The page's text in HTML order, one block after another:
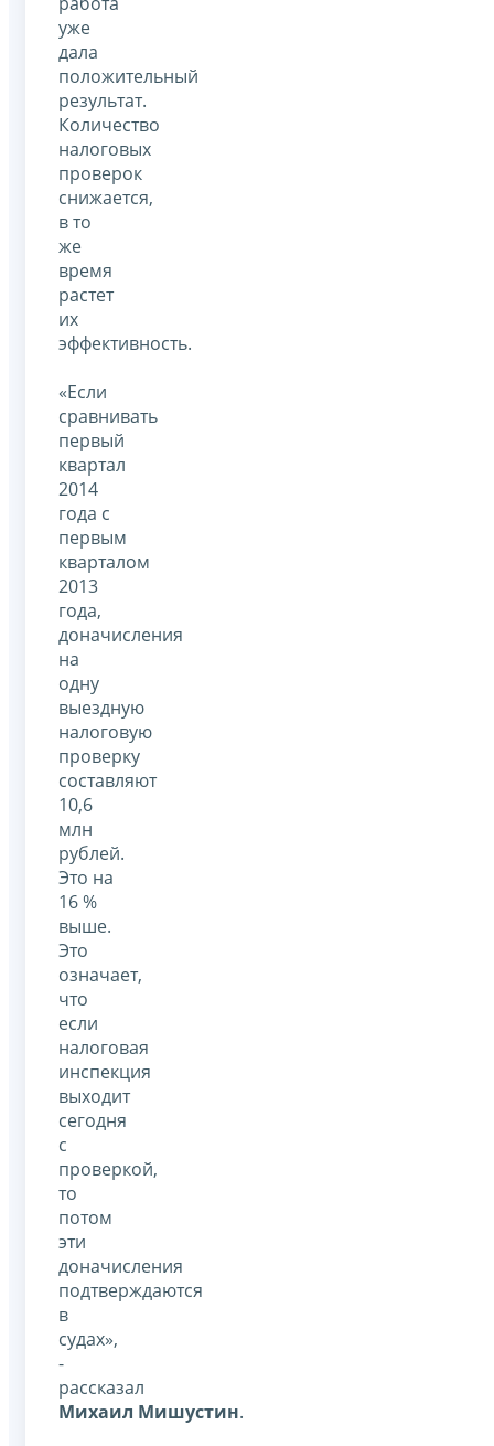
уже
дала
положительный
результат.
Количество
налоговых
проверок
снижается,
в то
же
время
растет
их
эффективность.
«Если
сравнивать
первый
квартал
2014
года с
первым
кварталом
2013
года,
доначисления
на
одну
выездную
налоговую
проверку
составляют
10,6
млн
рублей.
Это на
16 %
выше.
Это
означает,
что
если
налоговая
инспекция
выходит
сегодня
с
проверкой,
то
потом
эти
доначисления
подтверждаются
в
судах»,
-
рассказал
Михаил Мишустин.